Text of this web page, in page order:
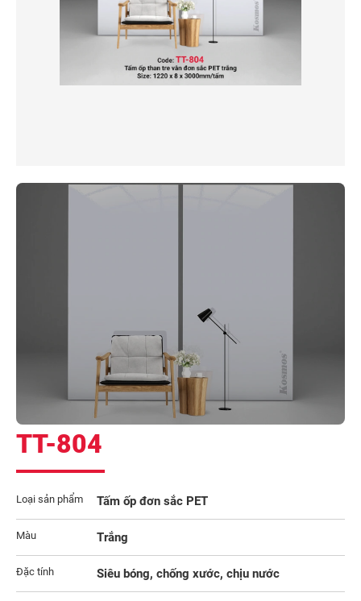
TT-804
Loại sản phẩm Tấm ốp đơn sắc PET
Màu Trắng
Đặc tính Siêu bóng, chống xước, chịu nước